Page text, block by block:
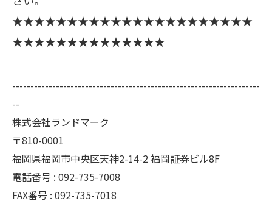
★★★★★★★★★★★★★★★★★★★★★★
★★★★★★★★★★★★★★
--------------------------------------------------------------------
--
株式会社ランドマーク
〒810-0001
福岡県福岡市中央区天神2-14-2 福岡証券ビル8F
電話番号 : 092-735-7008
FAX番号 : 092-735-7018